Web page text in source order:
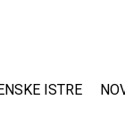
ISTRE